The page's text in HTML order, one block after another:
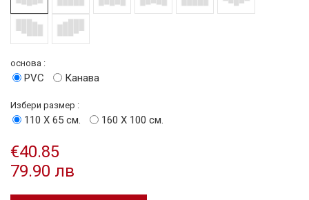
основа :
PVC Канава
Избери размер :
110 Х 65 см. 160 Х 100 см.
€40.85
79.90 лв